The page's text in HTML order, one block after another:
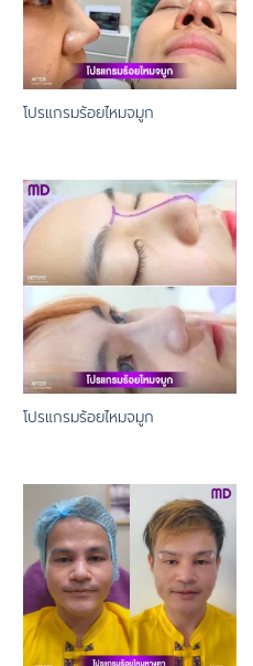
โปรแกรมร้อยไหมจมูก
โปรแกรมร้อยไหมจมูก